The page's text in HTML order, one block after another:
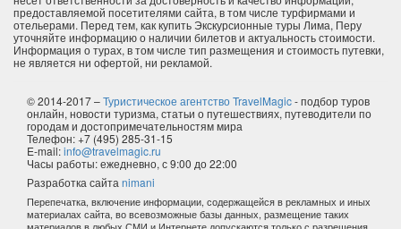
предоставляемой посетителями сайта, в том числе турфирмами и
отельерами. Перед тем, как купить Экскурсионные туры Лима, Перу
уточняйте информацию о наличии билетов и актуальность стоимости.
Информация о турах, в том числе тип размещения и стоимость путевки,
не является ни офертой, ни рекламой.
© 2014-2017 –Туристическое агентство TravelMagic- подбор туров
онлайн, новости туризма, статьи о путешествиях, путеводители по
городам и достопримечательностям мира
Телефон: +7 (495) 285-31-15
E-mail:info@travelmagic.ru
Часы работы: ежедневно, с 9:00 до 22:00
Разработка сайта nimani
Перепечатка, включение информации, содержащейся в рекламных и иных
материалах сайта, во всевозможные базы данных, размещение таких